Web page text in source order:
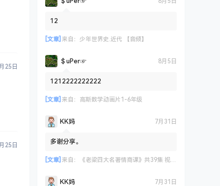
25日
25日
12
[文章] 来自： 少年世界史.近代 【音频】
＄uΡer☞ 8月5日
1212222222222
[文章] 来自： 高斯数学动画片1-6年级
KK妈 7月31日
多谢分享。
[文章] 来自： 《老梁四大名著情商课》共39集 视频课程
KK妈 7月31日